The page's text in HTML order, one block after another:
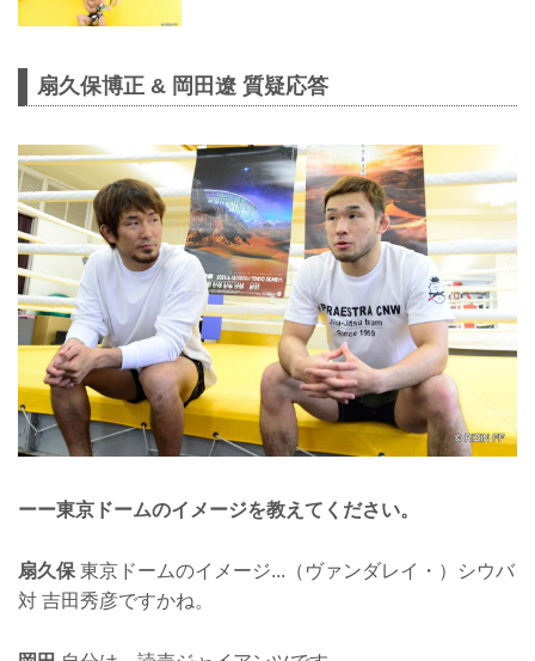
扇久保博正 & 岡田遼 質疑応答
ーー東京ドームのイメージを教えてください。
扇久保 東京ドームのイメージ...（ヴァンダレイ・）シウバ
対 吉田秀彦ですかね。